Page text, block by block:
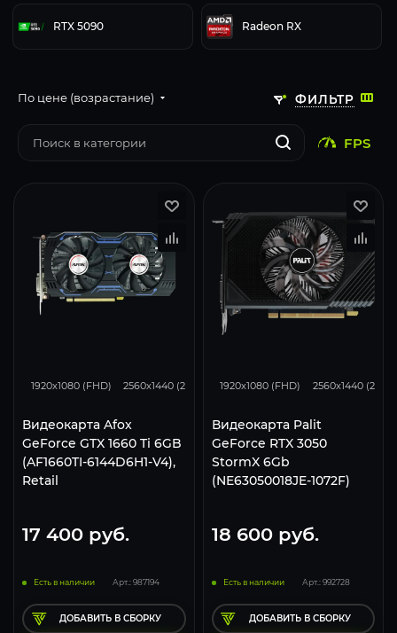
RTX 5090 Radeon RX
ФИЛЬТР
По цене (возрастание)
FPS
1920x1080 (FHD) 2560x1440 (2K) 3840x2160 (4K)
Видеокарта Afox
GeForce GTX 1660 Ti 6GB
(AF1660TI-6144D6H1-V4),
Retail
17 400 руб.
Есть в наличии Арт.: 987194
ДОБАВИТЬ В СБОРКУ
1920x1080 (FHD) 2560x1440 (2K)
Видеокарта Palit
GeForce RTX 3050
StormX 6Gb
(NE63050018JE-1072F)
18 600руб.
Есть в наличии Арт.: 992728
ДОБАВИТЬ В СБОРКУ